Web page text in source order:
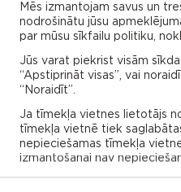
Rēzekne
Click the parish or
more
ADMINISTRATIONS OF
Mēs izmantojam savus un
nodrošinātu jūsu
par mūsu sīkfailu politiku,
Jūs varat piekrist visām
“Apstiprināt visas”, vai
“Noraidīt”.
Ja tīmekļa vietnes lietotājs
tīmekļa vietnē tiek
nepieciešamas tīmekļa
izmantošanai nav